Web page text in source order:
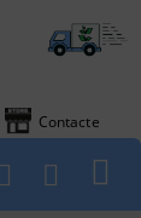
Contacte